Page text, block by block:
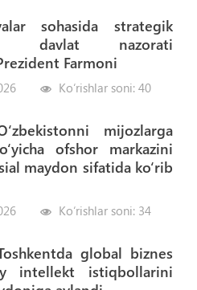
sohasida strategik
davlat nazorati
Farmoni
Ko‘rishlar soni: 40
mijozlarga
ofshor markazini
maydon sifatida ko‘rib
Ko‘rishlar soni: 34
global biznes
intellekt istiqbollarini